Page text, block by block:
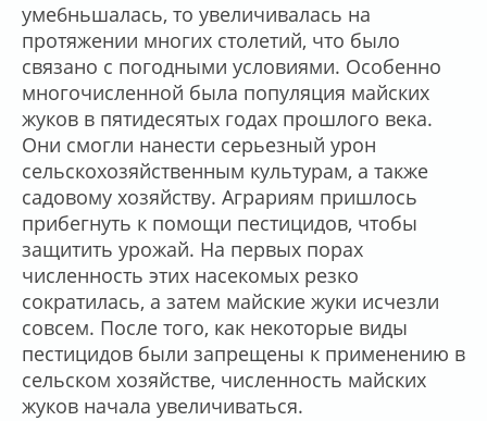
уме6ньшалась, то увеличивалась на
протяжении многих столетий, что было
связано с погодными условиями. Особенно
многочисленной была популяция майских
жуков в пятидесятых годах прошлого века.
Они смогли нанести серьезный урон
сельскохозяйственным культурам, а также
садовому хозяйству. Аграриям пришлось
прибегнуть к помощи пестицидов, чтобы
защитить урожай. На первых порах
численность этих насекомых резко
сократилась, а затем майские жуки исчезли
совсем. После того, как некоторые виды
пестицидов были запрещены к применению в
сельском хозяйстве, численность майских
жуков начала увеличиваться.